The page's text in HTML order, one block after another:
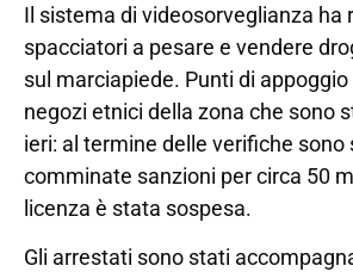
Il sistema di videosorveglianza ha
spacciatori a pesare e vendere
sul marciapiede. Punti di
negozi etnici della zona che sono
ieri: al termine delle verifiche sono
comminate sanzioni per circa 50
licenza è stata sospesa.
Gli arrestati sono stati